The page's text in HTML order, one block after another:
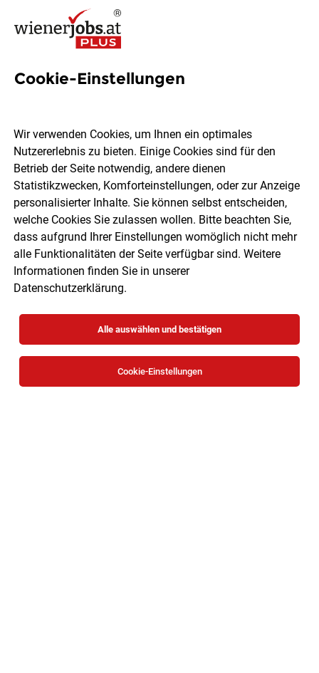
Instandhaltungstechniker:in
Arbeitsplatz im familiären
Team
Ankerbrot
Lichtenwörth Vollzeit 06.08.2026
Cookie-Einstellungen
Wir verwenden Cookies, um Ihnen ein optimales
Nutzererlebnis zu bieten. Einige Cookies sind für den
Betrieb der Seite notwendig, andere dienen
Statistikzwecken, Komforteinstellungen, oder zur Anzeige
personalisierter Inhalte. Sie können selbst entscheiden,
welche Cookies Sie zulassen wollen. Bitte beachten Sie,
dass aufgrund Ihrer Einstellungen womöglich nicht mehr
alle Funktionalitäten der Seite verfügbar sind. Weitere
Informationen finden Sie in unserer
Datenschutzerklärung.
Alle auswählen und bestätigen
Cookie-Einstellungen